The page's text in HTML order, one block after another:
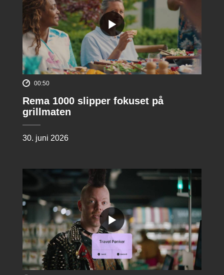
00:50
Rema 1000 slipper fokuset på
grillmaten
30. juni 2026